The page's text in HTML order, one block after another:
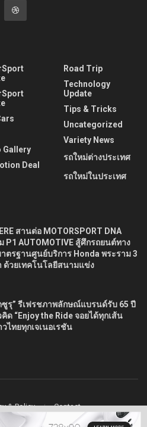
Gallery
Deal
Road Trip
Technology
Update
Tips & Tricks
Uncategorized
Variety News
รถใหม่ต่างประเทศ
รถใหม่ในประเทศ
สานต่อ MOTORSPORT DNA
P1 AUTOMOTIVE สู้ศึกรถยนต์ทาง
าตรฐานศูนย์บริการ Honda พระราม 3
ด้วยเทคโนโลยีสนามแข่ง
รุ” รีเฟรชภาพลักษณ์แบรนด์รับ 65 ปี
ด “Enjoy the Ride จอยได้ทุกเส้น
ไทยทุกเจเนอเรชัน
& Policy Contact